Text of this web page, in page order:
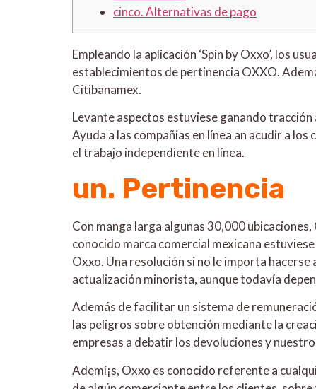
cinco. Alternativas de pago
Empleando la aplicación ‘Spin by Oxxo’, los
establecimientos de pertinencia OXXO.
Citibanamex.
Levante aspectos estuviese ganando
Ayuda a las compañias en línea an acudir a
el trabajo independiente en línea.
un. Pertinencia
Con manga larga algunas 30,000
conocido marca comercial mexicana
Oxxo. Una resolución si no le importa
actualización minorista, aunque todavía
Además de facilitar un sistema de
las peligros sobre obtención mediante la
empresas a debatir los devoluciones y
Ademí¡s, Oxxo es conocido referente a